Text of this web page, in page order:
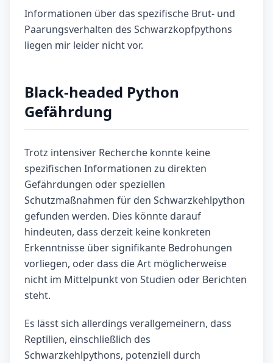
Informationen über das spezifische Brut- und
Paarungsverhalten des Schwarzkopfpythons
liegen mir leider nicht vor.
Black-headed Python
Gefährdung
Trotz intensiver Recherche konnte keine
spezifischen Informationen zu direkten
Gefährdungen oder speziellen
Schutzmaßnahmen für den Schwarzkehlpython
gefunden werden. Dies könnte darauf
hindeuten, dass derzeit keine konkreten
Erkenntnisse über signifikante Bedrohungen
vorliegen, oder dass die Art möglicherweise
nicht im Mittelpunkt von Studien oder Berichten
steht.
Es lässt sich allerdings verallgemeinern, dass
Reptilien, einschließlich des
Schwarzkehlpythons, potenziell durch